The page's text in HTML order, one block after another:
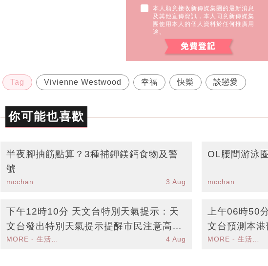
本人願意接收新傳媒集團的最新消息
及其他宣傳資訊，本人同意新傳媒集
團使用本人的個人資料於任何推廣用
途。
Tag Vivienne Westwood 幸福 快樂 談戀愛
你可能也喜歡
半夜腳抽筋點算？3種補鉀鎂鈣食物及警
號
mcchan 3 Aug
OL腰間游泳
mcchan
下午12時10分 天文台特別天氣提示：天
文台發出特別天氣提示提醒市民注意高溫
天氣
MORE - 生活品味 4 Aug
上午06時50
文台預測本
意安全
MORE - 生活品味